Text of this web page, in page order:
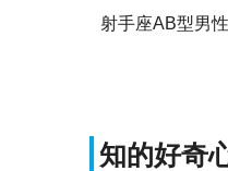
射手座AB型男
知的好奇